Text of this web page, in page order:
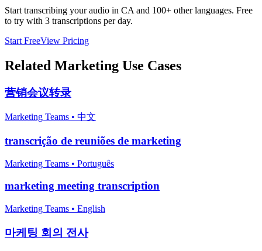
Start transcribing your audio in CA and 100+ other languages. Free
to try with 3 transcriptions per day.
Start FreeView Pricing
Related Marketing Use Cases
营销会议转录
Marketing Teams • 中文
transcrição de reuniões de marketing
Marketing Teams • Português
marketing meeting transcription
Marketing Teams • English
마케팅 회의 전사